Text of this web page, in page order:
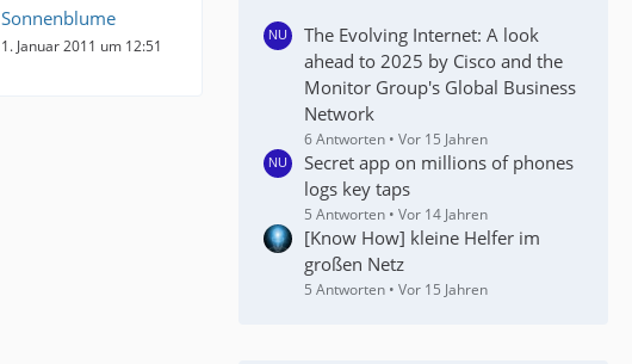
Sonnenblume
1. Januar 2011 um 12:51
The Evolving Internet: A look
ahead to 2025 by Cisco and the
Monitor Group's Global Business
Network
6 Antworten Vor 15 Jahren
Secret app on millions of phones
logs key taps
5 Antworten Vor 14 Jahren
[Know How] kleine Helfer im
großen Netz
5 Antworten Vor 15 Jahren